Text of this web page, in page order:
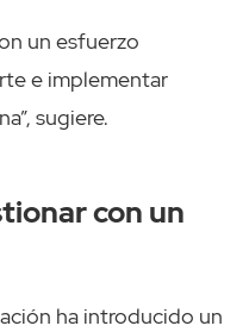
un esfuerzo
e implementar
sugiere.
con un
ha introducido un